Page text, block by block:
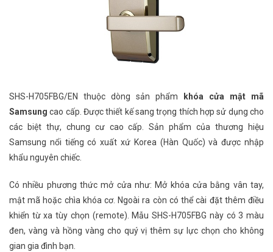
SHS-H705FBG/EN thuộc dòng sản phẩm
khóa cửa mật mã
Samsung cao cấp. Được thiết kế sang trọng thích hợp sử dụng cho
các biệt thự, chung cư cao cấp. Sản phẩm của thương hiệu
Samsung nổi tiếng có xuất xứ Korea (Hàn Quốc) và được nhập
khẩu nguyên chiếc.
Có nhiều phương thức mở cửa như: Mở khóa cửa bằng vân tay,
mật mã hoặc chìa khóa cơ. Ngoài ra còn có thể cài đặt thêm điều
khiển từ xa tùy chọn (remote). Mẫu SHS-H705FBG này có 3 màu
đen, vàng và hồng vàng cho quý vị thêm sự lực chọn cho không
gian gia đình bạn.